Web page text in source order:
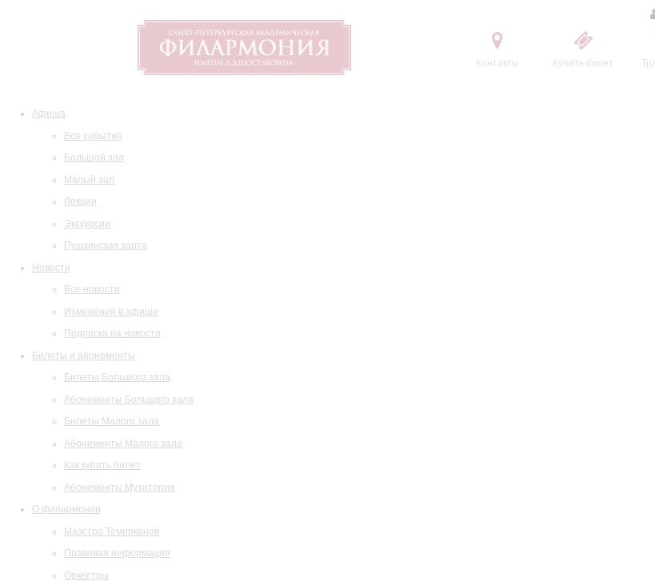
Контакты Купить билет
Афиша
Все события
Большой зал
Малый зал
Лекции
Экскурсии
Пушкинская карта
Новости
Все новости
Изменения в афише
Подписка на новости
Билеты и абонементы
Билеты Большого зала
Абонементы Большого зала
Билеты Малого зала
Абонементы Малого зала
Как купить билет
Абонементы Музитория
О филармонии
Маэстро Темирканов
Правовая информация
Оркестры